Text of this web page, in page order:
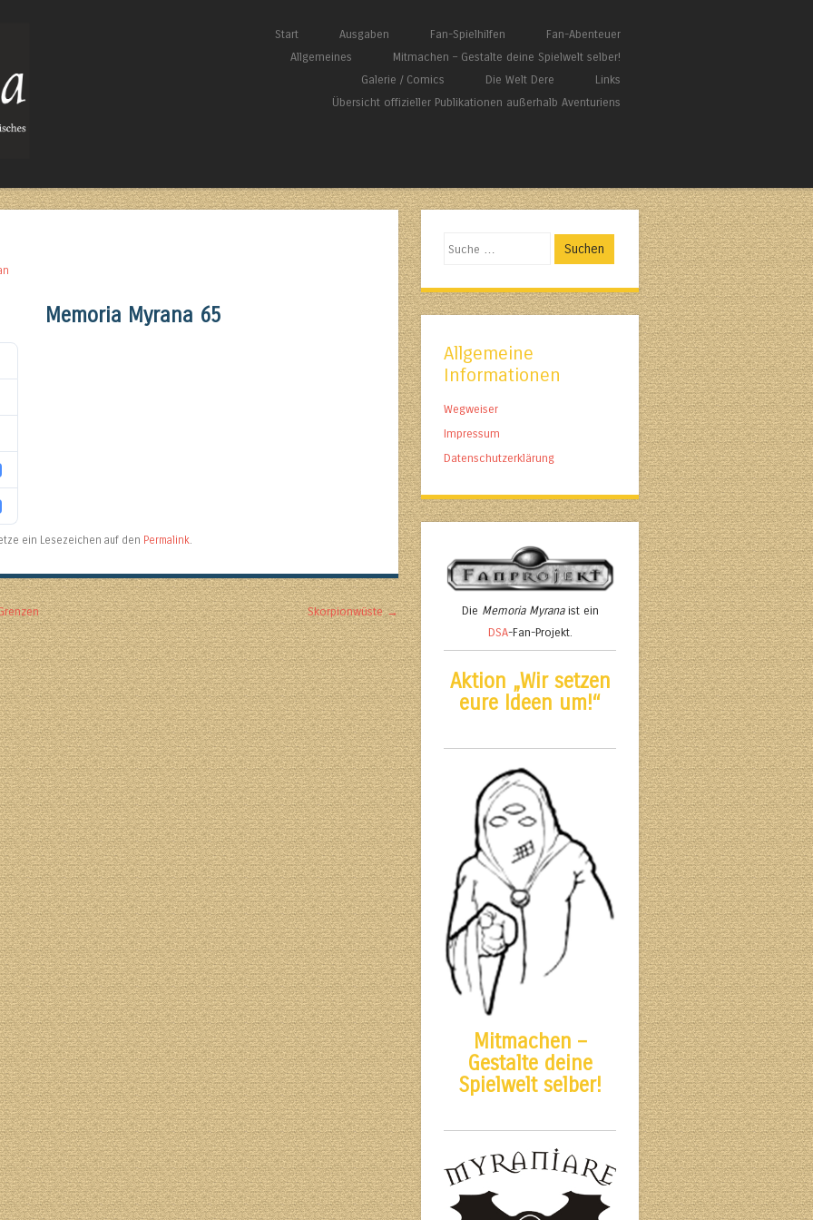
Springe zum Inhalt
Start Ausgaben Fan-Spielhilfen
Fan-Abenteuer
Allgemeines
Mitmachen – Gestalte deine Spielwelt selber!
Galerie / Comics
Die Welt Dere
Links
Übersicht offizieller Publikationen außerhalb Aventuriens
Memoria Myrana 65
ein Lesezeichen auf den Permalink.
Skorpionwüste→
Suchen
Allgemeine
Informationen
Wegweiser
Impressum
Datenschutzerklärung
Die Memoria Myranaist ein
DSA-Fan-Projekt.
Aktion „Wir setzen
eure Ideen um!“
Mitmachen –
Gestalte deine
Spielwelt selber!